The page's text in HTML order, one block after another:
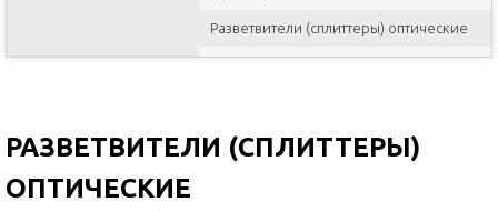
Разветвители (сплиттеры) оптические
РАЗВЕТВИТЕЛИ (СПЛИТТЕРЫ)
ОПТИЧЕСКИЕ